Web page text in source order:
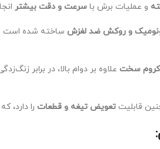
و عملیات برش با سرعت و دقت بیشتر
و روکش ضد لغزش ساخته شده است
سخت علاوه بر دوام بالا، در برابر
قابلیت تعویض تیغه و قطعات را دارد،